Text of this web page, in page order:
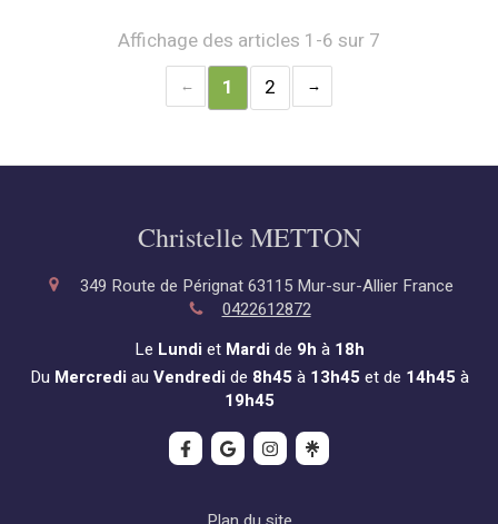
Affichage des articles 1-6 sur 7
1
2
Christelle METTON
349 Route de Pérignat 63115 Mur-sur-Allier France
0422612872
Le Lundiet Mardide 9h à 18h
Du Mercrediau Vendredide 8h45 à 13h45 et de 14h45 à
19h45